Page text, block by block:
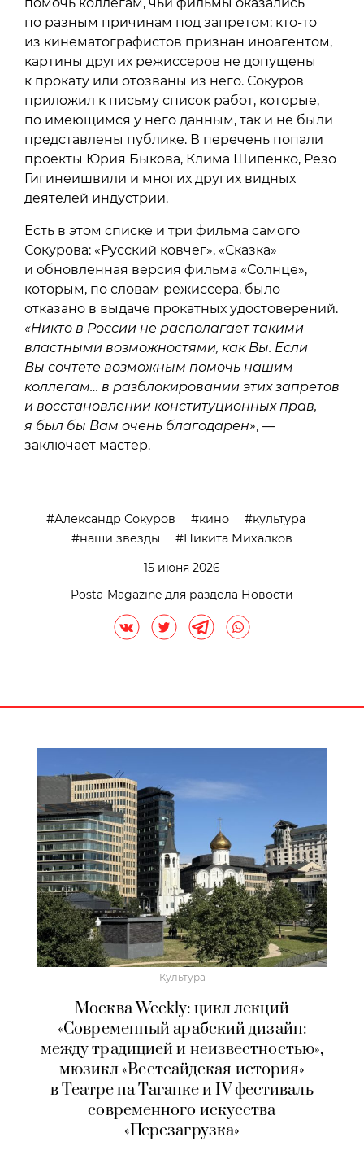
по разным причинам под запретом: кто-то
из кинематографистов признан иноагентом,
картины других режиссеров не допущены
к прокату или отозваны из него. Сокуров
приложил к письму список работ, которые,
по имеющимся у него данным, так и не были
представлены публике. В перечень попали
проекты Юрия Быкова, Клима Шипенко, Резо
Гигинеишвили и многих других видных
деятелей индустрии.
Есть в этом списке и три фильма самого
Сокурова: «Русский ковчег», «Сказка»
и обновленная версия фильма «Солнце»,
которым, по словам режиссера, было
отказано в выдаче прокатных удостоверений.
«Никто в России не располагает такими
властными возможностями, как Вы. Если
Вы сочтете возможным помочь нашим
коллегам… в разблокировании этих запретов
и восстановлении конституционных прав,
я был бы Вам очень благодарен», —
заключает мастер.
Александр Сокуров кино
культура
наши звезды
Никита Михалков
15 июня 2026
Posta-Magazine для раздела Новости
Культура
Москва Weekly: цикл лекций
«Современный арабский дизайн:
между традицией и неизвестностью»,
мюзикл «Вестсайдская история»
в Театре на Таганке и IV фестиваль
современного искусства
«Перезагрузка»